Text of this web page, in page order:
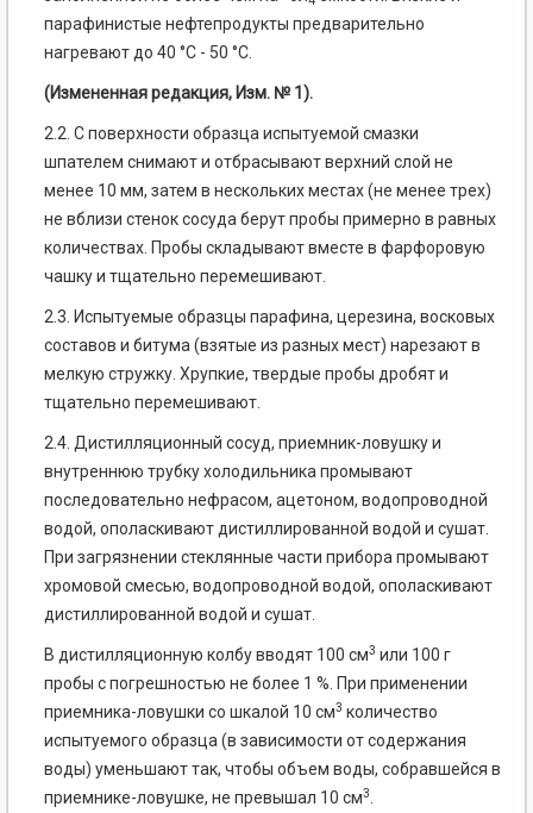
парафинистые нефтепродукты предварительно
нагревают до 40 °С - 50 °С.
(Измененная редакция, Изм. № 1).
2.2. С поверхности образца испытуемой смазки
шпателем снимают и отбрасывают верхний слой не
менее 10 мм, затем в нескольких местах (не менее трех)
не вблизи стенок сосуда берут пробы примерно в равных
количествах. Пробы складывают вместе в фарфоровую
чашку и тщательно перемешивают.
2.3. Испытуемые образцы парафина, церезина, восковых
составов и битума (взятые из разных мест) нарезают в
мелкую стружку. Хрупкие, твердые пробы дробят и
тщательно перемешивают.
2.4. Дистилляционный сосуд, приемник-ловушку и
внутреннюю трубку холодильника промывают
последовательно нефрасом, ацетоном, водопроводной
водой, ополаскивают дистиллированной водой и сушат.
При загрязнении стеклянные части прибора промывают
хромовой смесью, водопроводной водой, ополаскивают
дистиллированной водой и сушат.
В дистилляционную колбу вводят 100 см3 или 100 г
пробы с погрешностью не более 1 %. При применении
приемника-ловушки со шкалой 10 см3 количество
испытуемого образца (в зависимости от содержания
воды) уменьшают так, чтобы объем воды, собравшейся в
приемнике-ловушке, не превышал 10 см3.